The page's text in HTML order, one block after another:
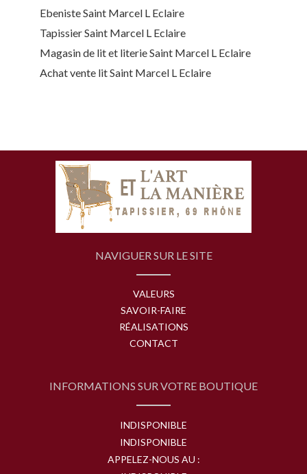
Ebeniste Saint Marcel L Eclaire
Tapissier Saint Marcel L Eclaire
Magasin de lit et literie Saint Marcel L Eclaire
Achat vente lit Saint Marcel L Eclaire
NAVIGUER SUR LE SITE
VALEURS
SAVOIR-FAIRE
RÉALISATIONS
CONTACT
INFORMATIONS SUR VOTRE BOUTIQUE
INDISPONIBLE
INDISPONIBLE
APPELEZ-NOUS AU :